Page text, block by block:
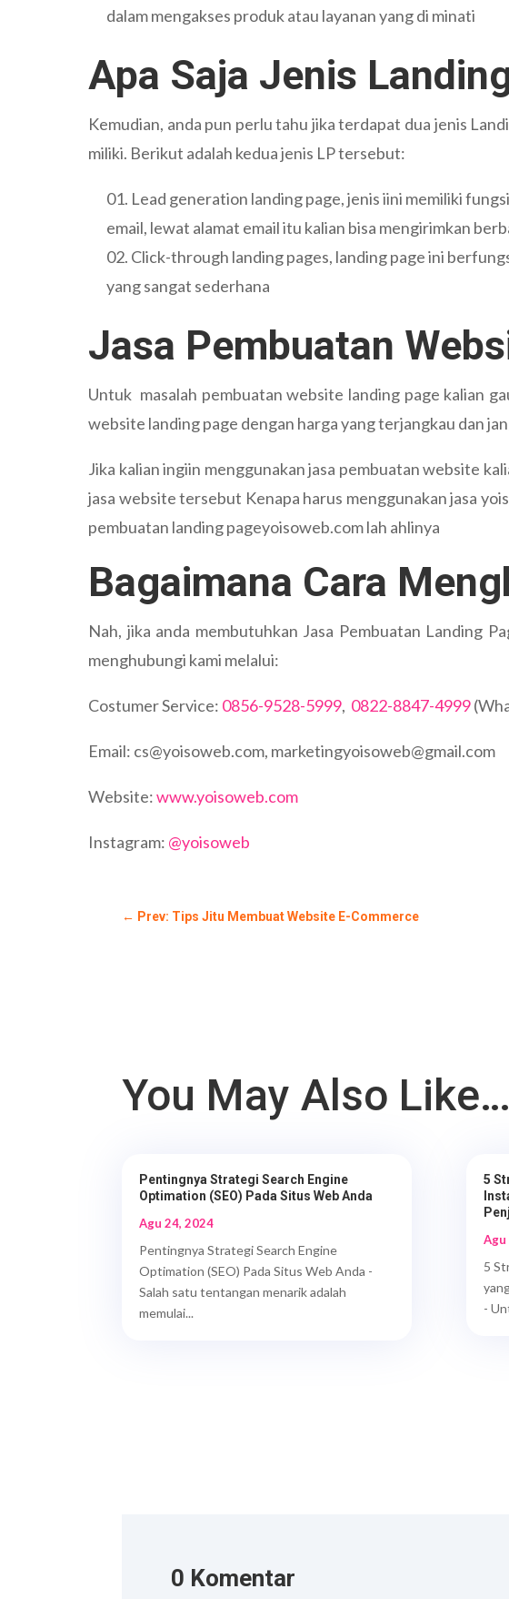
dalam mengakses produk atau layanan yang di minati
Apa Saja Jenis
Kemudian, anda pun perlu tahu jika terdapat dua jenis
miliki. Berikut adalah kedua jenis LP tersebut:
Lead generation landing page, jenis iini memiliki
email, lewat alamat email itu kalian bisa mengirimkan
Click-through landing pages, landing page ini
yang sangat sederhana
Jasa Pembuatan
Untuk masalah pembuatan website landing page kalian
website landing page dengan harga yang terjangkau dan
Jika kalian ingiin menggunakan jasa pembuatan website
jasa website tersebut Kenapa harus menggunakan jasa
pembuatan landing pageyoisoweb.com lah ahlinya
Bagaimana Cara
Nah, jika anda membutuhkan Jasa Pembuatan Landing
menghubungi kami melalui:
Costumer Service: 0856-9528-5999, 0822-8847-4999
Email: cs@yoisoweb.com, marketingyoisoweb@gmail.com
Website:www.yoisoweb.com
Instagram: @yoisoweb
← Prev: Tips Jitu Membuat Website E-Commerce
You May Also Like…
Pentingnya Strategi Search Engine
Optimation (SEO) Pada Situs Web Anda
Agu 24, 2024
Pentingnya Strategi Search Engine
Optimation (SEO) Pada Situs Web Anda -
Salah satu tentangan menarik adalah
memulai...
5
Agu
5
-
0 Komentar